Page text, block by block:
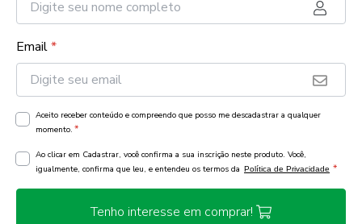
Email*
Aceito receber conteúdo e compreendo que posso me descadastrar a qualquer
momento. *
Ao clicar em Cadastrar, você confirma a sua inscrição neste produto. Você,
igualmente, confirma que leu, e entendeu os termos da Política de Privacidade *
Tenho interesse em comprar!